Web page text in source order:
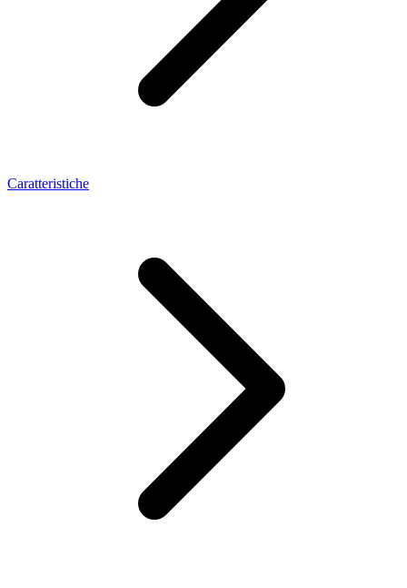
Caratteristiche